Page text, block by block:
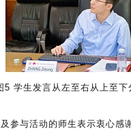
5 学生发言从左至右从上至下
参与活动的师生表示衷心